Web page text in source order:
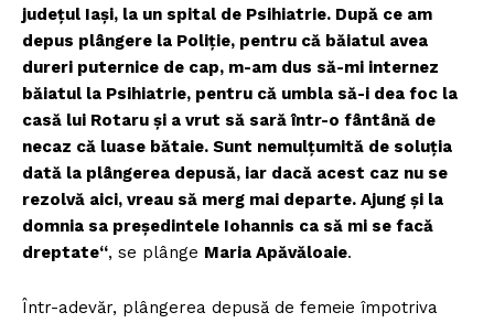
judeţul Iaşi, la un spital de Psihiatrie. După ce am
depus plângere la Poliţie, pentru că băiatul avea
dureri puternice de cap, m-am dus să-mi internez
băiatul la Psihiatrie, pentru că umbla să-i dea foc la
casă lui Rotaru şi a vrut să sară într-o fântână de
necaz că luase bătaie. Sunt nemulţumită de soluţia
dată la plângerea depusă, iar dacă acest caz nu se
rezolvă aici, vreau să merg mai departe. Ajung şi la
domnia sa preşedintele Iohannis ca să mi se facă
dreptate“, se plânge Maria Apăvăloaie.
Într-adevăr, plângerea depusă de femeie împotriva